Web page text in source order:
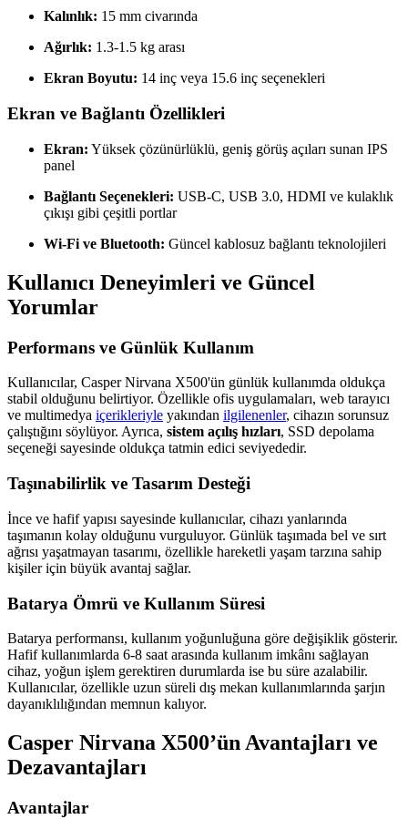
Kalınlık: 15 mm civarında
Ağırlık: 1.3-1.5 kg arası
Ekran Boyutu: 14 inç veya 15.6 inç seçenekleri
Ekran ve Bağlantı Özellikleri
Ekran: Yüksek çözünürlüklü, geniş görüş açıları sunan IPS
panel
Bağlantı Seçenekleri: USB-C, USB 3.0, HDMI ve kulaklık
çıkışı gibi çeşitli portlar
Wi-Fi ve Bluetooth: Güncel kablosuz bağlantı teknolojileri
Kullanıcı Deneyimleri ve Güncel
Yorumlar
Performans ve Günlük Kullanım
Kullanıcılar, Casper Nirvana X500'ün günlük kullanımda oldukça
stabil olduğunu belirtiyor. Özellikle ofis uygulamaları, web tarayıcı
ve multimedya içerikleriyle yakından ilgilenenler, cihazın sorunsuz
çalıştığını söylüyor. Ayrıca, sistem açılış hızları, SSD depolama
seçeneği sayesinde oldukça tatmin edici seviyededir.
Taşınabilirlik ve Tasarım Desteği
İnce ve hafif yapısı sayesinde kullanıcılar, cihazı yanlarında
taşımanın kolay olduğunu vurguluyor. Günlük taşımada bel ve sırt
ağrısı yaşatmayan tasarımı, özellikle hareketli yaşam tarzına sahip
kişiler için büyük avantaj sağlar.
Batarya Ömrü ve Kullanım Süresi
Batarya performansı, kullanım yoğunluğuna göre değişiklik gösterir.
Hafif kullanımlarda 6-8 saat arasında kullanım imkânı sağlayan
cihaz, yoğun işlem gerektiren durumlarda ise bu süre azalabilir.
Kullanıcılar, özellikle uzun süreli dış mekan kullanımlarında şarjın
dayanıklılığından memnun kalıyor.
Casper Nirvana X500’ün Avantajları ve
Dezavantajları
Avantajlar